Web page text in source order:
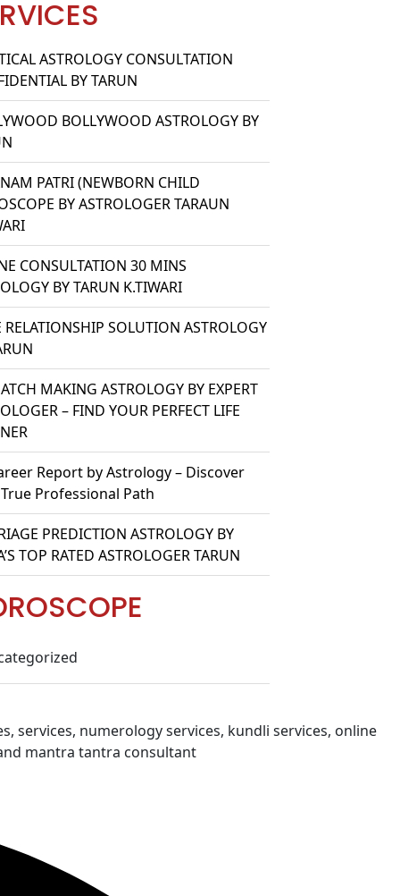
ASTROLOGY CONSULTATION
BY TARUN
BOLLYWOOD ASTROLOGY BY
PATRI (NEWBORN CHILD
BY ASTROLOGER TARAUN
CONSULTATION 30 MINS
BY TARUN K.TIWARI
RELATIONSHIP SOLUTION ASTROLOGY
MAKING ASTROLOGY BY EXPERT
– FIND YOUR PERFECT LIFE
Report by Astrology – Discover
Professional Path
PREDICTION ASTROLOGY BY
TOP RATED ASTROLOGER TARUN
services, numerology services, kundli services, online
mantra tantra consultant